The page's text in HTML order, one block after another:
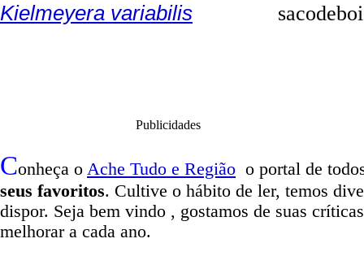
Kielmeyera variabilis sacodeboi,
Publicidades
Conheça o Ache Tudo e Região o portal de
seus favoritos. Cultive o hábito de ler, temos
dispor. Seja bem vindo , gostamos de suas
melhorar a cada ano.